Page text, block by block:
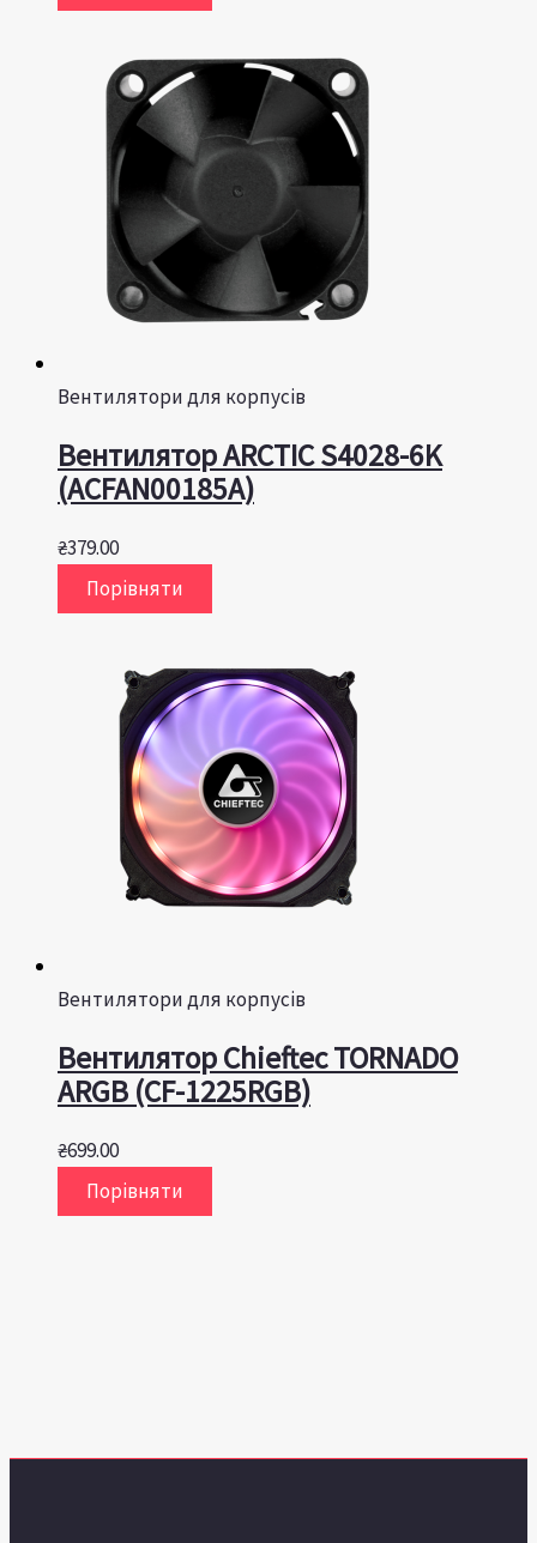
Вентилятори для корпусів
Вентилятор ARCTIC S4028-6K
(ACFAN00185A)
₴379.00
Порівняти
Вентилятори для корпусів
Вентилятор Chieftec TORNADO
ARGB (CF-1225RGB)
₴699.00
Порівняти